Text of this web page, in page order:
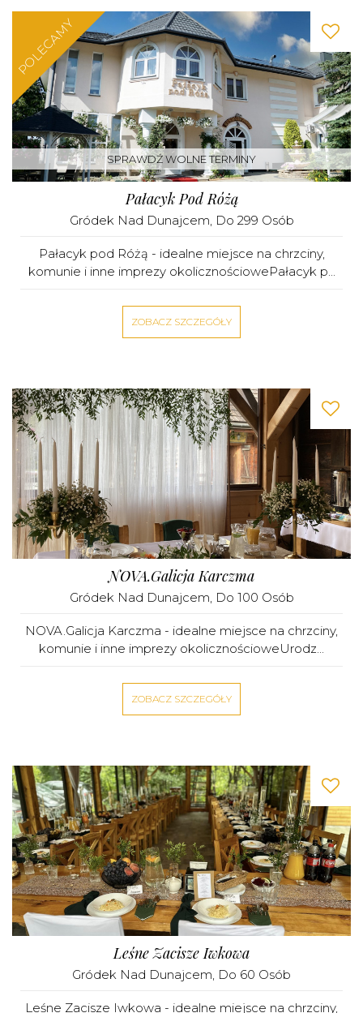
POLECAMY
SPRAWDŹ WOLNE TERMINY
Pałacyk Pod Różą
Gródek Nad Dunajcem, Do 299 Osób
Pałacyk pod Różą - idealne miejsce na chrzciny,
komunie i inne imprezy okolicznościowePałacyk p...
ZOBACZ SZCZEGÓŁY
NOVA.Galicja Karczma
Gródek Nad Dunajcem, Do 100 Osób
NOVA.Galicja Karczma - idealne miejsce na chrzciny,
komunie i inne imprezy okolicznościoweUrodz...
ZOBACZ SZCZEGÓŁY
Leśne Zacisze Iwkowa
Gródek Nad Dunajcem, Do 60 Osób
Leśne Zacisze Iwkowa - idealne miejsce na chrzciny,